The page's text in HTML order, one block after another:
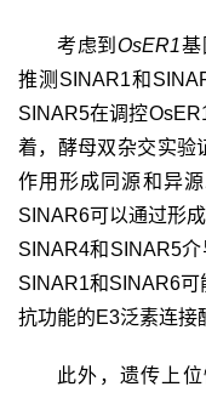
考虑到OsER1基
推测 SINAR1和
SINAR5在调控
着，酵母双杂交实验
作用形成同源和异
SINAR6可以通过形
SINAR4和 SINAR5介
SINAR1和SINAR6可
抗功能的E3泛素连接
此外，遗传上